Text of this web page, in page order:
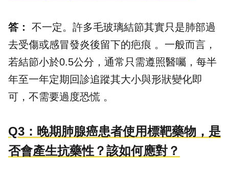
答：
不一定。許多毛玻璃結節其實只是肺部過
去受傷或感冒發炎後留下的疤痕 。一般而言，
若結節小於0.5公分，通常只需遵照醫囑，每半
年至一年定期回診追蹤其大小與形狀變化即
可，不需要過度恐慌 。
Q3：晚期肺腺癌患者使用標靶藥物，是
否會產生抗藥性？該如何應對？